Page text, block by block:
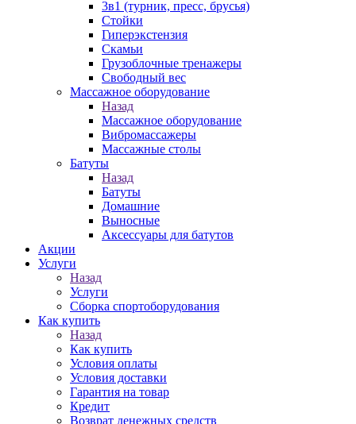
3в1 (турник, пресс, брусья)
Стойки
Гиперэкстензия
Скамьи
Грузоблочные тренажеры
Свободный вес
Массажное оборудование
Назад
Массажное оборудование
Вибромассажеры
Массажные столы
Батуты
Назад
Батуты
Домашние
Выносные
Аксессуары для батутов
Акции
Услуги
Назад
Услуги
Сборка спортоборудования
Как купить
Назад
Как купить
Условия оплаты
Условия доставки
Гарантия на товар
Кредит
Возврат денежных средств